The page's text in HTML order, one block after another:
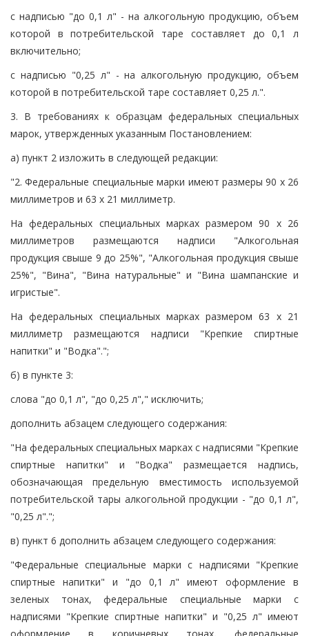
с надписью "до 0,1 л" - на алкогольную продукцию, объем
которой в потребительской таре составляет до 0,1 л
включительно;
с надписью "0,25 л" - на алкогольную продукцию, объем
которой в потребительской таре составляет 0,25 л.".
3. В требованиях к образцам федеральных специальных
марок, утвержденных указанным Постановлением:
а) пункт 2 изложить в следующей редакции:
"2. Федеральные специальные марки имеют размеры 90 x 26
миллиметров и 63 x 21 миллиметр.
На федеральных специальных марках размером 90 x 26
миллиметров размещаются надписи "Алкогольная
продукция свыше 9 до 25%", "Алкогольная продукция свыше
25%", "Вина", "Вина натуральные" и "Вина шампанские и
игристые".
На федеральных специальных марках размером 63 x 21
миллиметр размещаются надписи "Крепкие спиртные
напитки" и "Водка".";
б) в пункте 3:
слова "до 0,1 л", "до 0,25 л"," исключить;
дополнить абзацем следующего содержания:
"На федеральных специальных марках с надписями "Крепкие
спиртные напитки" и "Водка" размещается надпись,
обозначающая предельную вместимость используемой
потребительской тары алкогольной продукции - "до 0,1 л",
"0,25 л".";
в) пункт 6 дополнить абзацем следующего содержания:
"Федеральные специальные марки с надписями "Крепкие
спиртные напитки" и "до 0,1 л" имеют оформление в
зеленых тонах, федеральные специальные марки с
надписями "Крепкие спиртные напитки" и "0,25 л" имеют